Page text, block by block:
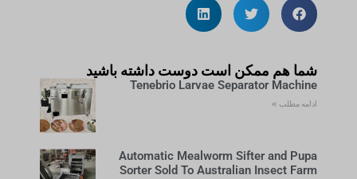
شما هم ممکن است دوست داشته باشید
Tenebrio Larvae Separator Machine
ادامه مطلب »
Automatic Mealworm Sifter and Pupa
Sorter Sold To Australian Insect Farm